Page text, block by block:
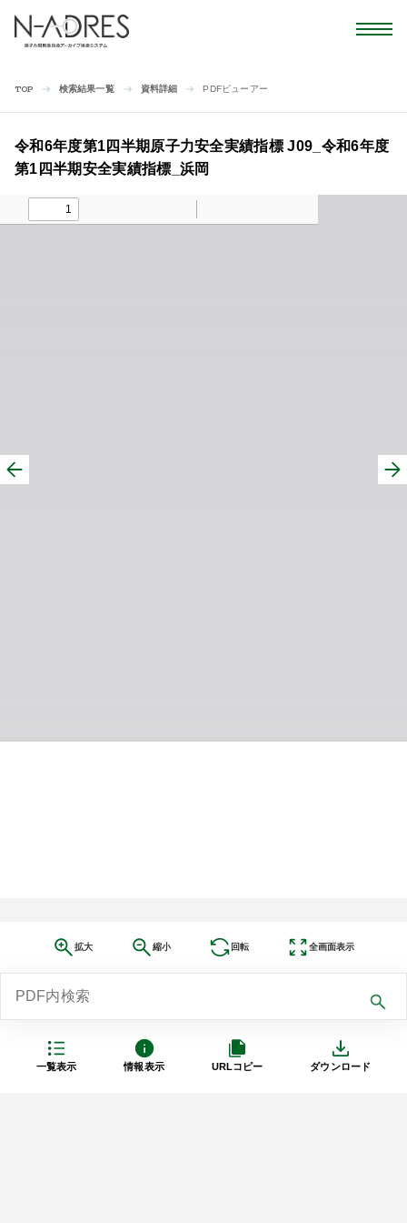
TOP 検索結果一覧 資料詳細 PDFビューアー
一覧表示 情報表示 URLコピー ダウンロード
令和6年度第1四半期原子力安全実績指標 J09_令和6年度
第1四半期安全実績指標_浜岡
拡大 縮小 回転 全画面表示